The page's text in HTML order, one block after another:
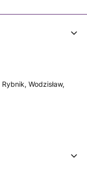
Wodzisław,